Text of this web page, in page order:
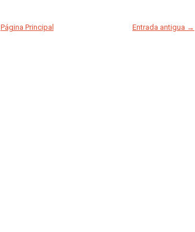
Entrada antigua →
Página Principal